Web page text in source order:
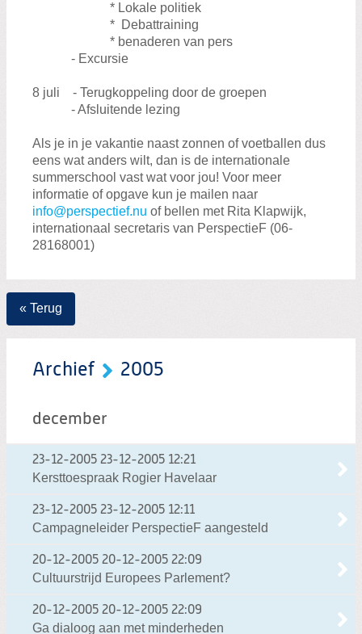
* Lokale politiek
* Debattraining
* benaderen van pers
- Excursie
8 juli - Terugkoppeling door de groepen
- Afsluitende lezing
Als je in je vakantie naast zonnen of voetballen dus
eens wat anders wilt, dan is de internationale
summerschool vast wat voor jou! Voor meer
informatie of opgave kun je mailen naar
info@perspectief.nu of bellen met Rita Klapwijk,
internationaal secretaris van PerspectieF (06-
28168001)
« Terug
Archief 2005
december
23-12-2005 23-12-2005 12:21
Kersttoespraak Rogier Havelaar
23-12-2005 23-12-2005 12:11
Campagneleider PerspectieF aangesteld
20-12-2005 20-12-2005 22:09
Cultuurstrijd Europees Parlement?
20-12-2005 20-12-2005 22:09
Ga dialoog aan met minderheden